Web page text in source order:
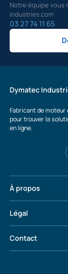
Notre équipe vous
industries.com
03 27 74 11 65
Dymatec
Fabricant de
pour trouver la
en ligne.
À propos
Légal
Contact